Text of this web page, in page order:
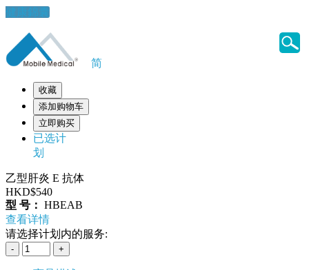
健康錦囊
简
收藏
添加购物车
立即购买
已选计
划
乙型肝炎 E 抗体
HKD$540
型 号： HBEAB
查看详情
请选择计划内的服务: